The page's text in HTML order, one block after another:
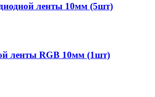
ленты 10мм (5шт)
ленты RGB 10мм (1шт)